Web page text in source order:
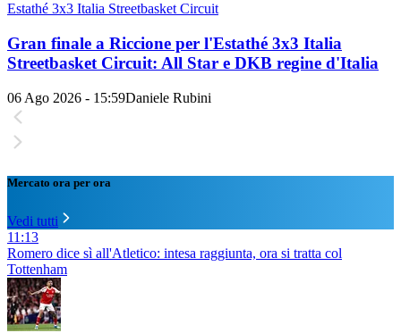
Estathé 3x3 Italia Streetbasket Circuit
Gran finale a Riccione per l'Estathé 3x3 Italia
Streetbasket Circuit: All Star e DKB regine d'Italia
06 Ago 2026 - 15:59Daniele Rubini
Mercato ora per ora
Vedi tutti
11:13
Romero dice sì all'Atletico: intesa raggiunta, ora si tratta col
Tottenham